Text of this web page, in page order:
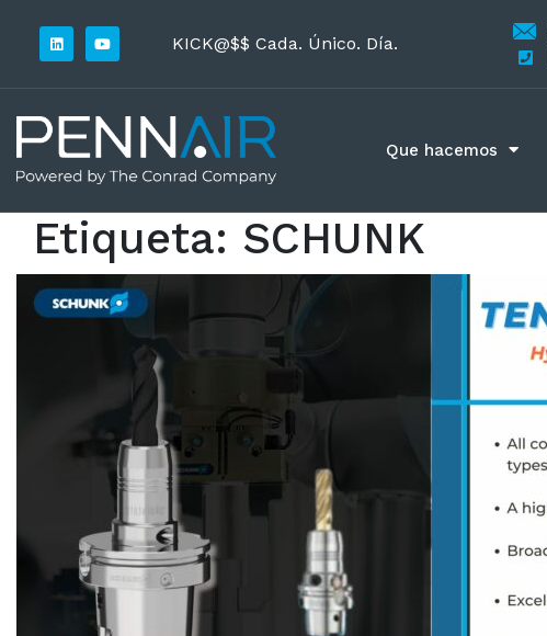
KICK@$$ Cada. Único. Día.
Que hacemos
Etiqueta: SCHUNK